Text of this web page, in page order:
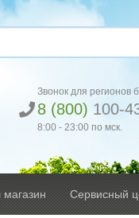
Звонок для регионов
8 (800) 100-
8:00 - 23:00 по мск.
Сервисный